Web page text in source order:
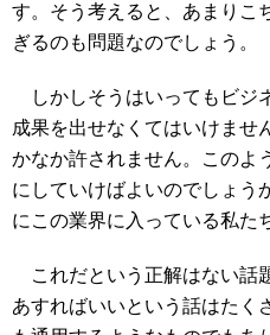
す。そう考えると、あまりこ
ぎるのも問題なのでしょう。
しかしそうはいってもビジ
成果を出せなくてはいけませ
かなか許されません。このよ
にしていけばよいのでしょう
にこの業界に入っている私た
これだという正解はない話
あすればいいという話はたく